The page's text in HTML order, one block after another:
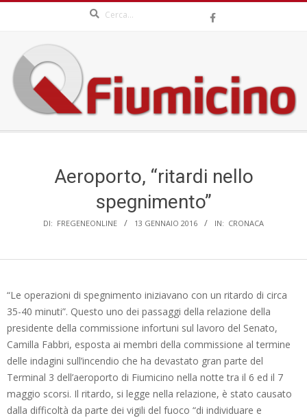
content
QFIUMICINO.COM
Aeroporto, “ritardi nello
spegnimento”
DI: FREGENEONLINE 13 GENNAIO 2016 IN: CRONACA
“Le operazioni di spegnimento iniziavano con un ritardo di circa
35-40 minuti”. Questo uno dei passaggi della relazione della
presidente della commissione infortuni sul lavoro del Senato,
Camilla Fabbri, esposta ai membri della commissione al termine
delle indagini sull’incendio che ha devastato gran parte del
Terminal 3 dell’aeroporto di Fiumicino nella notte tra il 6 ed il 7
maggio scorsi. Il ritardo, si legge nella relazione, è stato causato
dalla difficoltà da parte dei vigili del fuoco “di individuare e